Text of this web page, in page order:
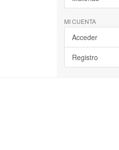
MI CUENTA
Acceder
Registro